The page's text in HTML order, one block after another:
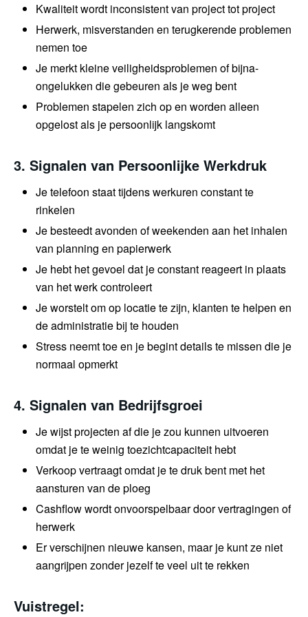
Kwaliteit wordt inconsistent van project tot project
Herwerk, misverstanden en terugkerende problemen
nemen toe
Je merkt kleine veiligheidsproblemen of bijna-
ongelukken die gebeuren als je weg bent
Problemen stapelen zich op en worden alleen
opgelost als je persoonlijk langskomt
3. Signalen van Persoonlijke Werkdruk
Je telefoon staat tijdens werkuren constant te
rinkelen
Je besteedt avonden of weekenden aan het inhalen
van planning en papierwerk
Je hebt het gevoel dat je constant reageert in plaats
van het werk controleert
Je worstelt om op locatie te zijn, klanten te helpen en
de administratie bij te houden
Stress neemt toe en je begint details te missen die je
normaal opmerkt
4. Signalen van Bedrijfsgroei
Je wijst projecten af die je zou kunnen uitvoeren
omdat je te weinig toezichtcapaciteit hebt
Verkoop vertraagt omdat je te druk bent met het
aansturen van de ploeg
Cashflow wordt onvoorspelbaar door vertragingen of
herwerk
Er verschijnen nieuwe kansen, maar je kunt ze niet
aangrijpen zonder jezelf te veel uit te rekken
Vuistregel: